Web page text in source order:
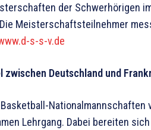
der Schwerhörigen
Meisterschaftsteilnehmer
s-s-v.de
zwischen Deutschland und
Nationalmannschaften
Lehrgang. Dabei bereiten